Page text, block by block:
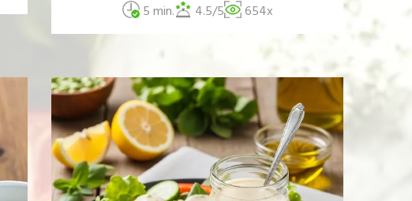
5 min. 4.5/5 654x